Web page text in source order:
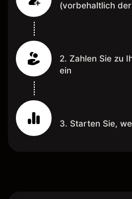
(vorbehaltlich
2. Zahlen Sie zu
ein
3. Starten Sie,